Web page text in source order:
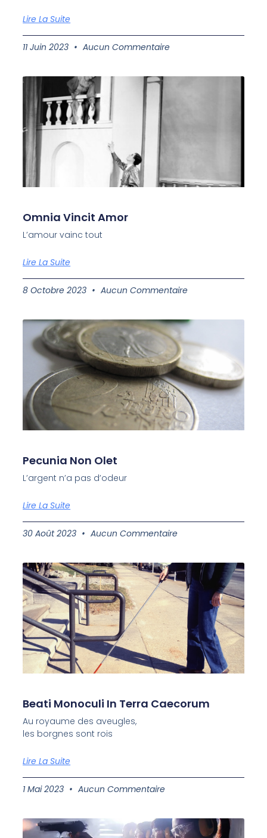
Lire La Suite
11 Juin 2023 Aucun Commentaire
Omnia Vincit Amor
L’amour vainc tout
Lire La Suite
8 Octobre 2023 Aucun Commentaire
Pecunia Non Olet
L’argent n’a pas d’odeur
Lire La Suite
30 Août 2023 Aucun Commentaire
Beati Monoculi In Terra Caecorum
Au royaume des aveugles,
les borgnes sont rois
Lire La Suite
1 Mai 2023 Aucun Commentaire